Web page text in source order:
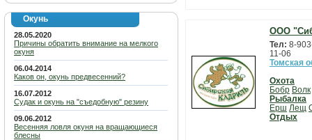
Окунь
28.05.2020
Причины обратить внимание на мелкого
окуня
06.04.2014
Каков он, окунь предвесенний?
16.07.2012
Судак и окунь на "съедобную" резину
09.06.2012
Весенняя ловля окуня на вращающиеся
блесны
ООО
Тел: 8-
11-06
Томская
Охота
Бобр Волк
Рыбалка
Ерш Лещ
Отдых